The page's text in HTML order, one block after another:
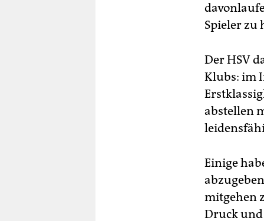
Spieler zu
Der HSV
Klubs: im
abstellen
Einige
mitgehen
Druck